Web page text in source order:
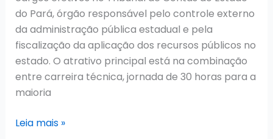
do Pará, órgão responsável pelo controle externo
da administração pública estadual e pela
fiscalização da aplicação dos recursos públicos no
estado. O atrativo principal está na combinação
entre carreira técnica, jornada de 30 horas para a
maioria
Concurso
Leia mais »